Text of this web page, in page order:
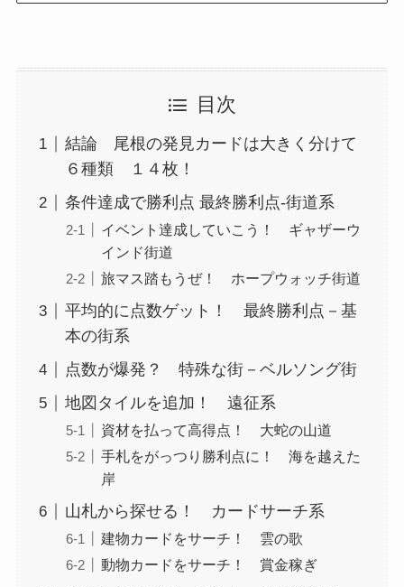
目次
結論 尾根の発見カードは大きく分けて
６種類 １４枚！
条件達成で勝利点 最終勝利点‐街道系
イベント達成していこう！ ギャザーウ
インド街道
旅マス踏もうぜ！ ホープウォッチ街道
平均的に点数ゲット！ 最終勝利点－基
本の街系
点数が爆発？ 特殊な街－ベルソング街
地図タイルを追加！ 遠征系
資材を払って高得点！ 大蛇の山道
手札をがっつり勝利点に！ 海を越えた
岸
山札から探せる！ カードサーチ系
建物カードをサーチ！ 雲の歌
動物カードをサーチ！ 賞金稼ぎ